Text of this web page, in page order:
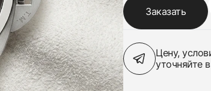
Заказать
Цену,
уточняйте